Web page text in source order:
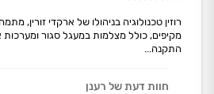
רוזין טכנולוגיה בניהולו של ארקדי זורין,
מקיפים, כולל מצלמות במעגל סגור ומערכות
התקנה...
חוות דעת של רענן